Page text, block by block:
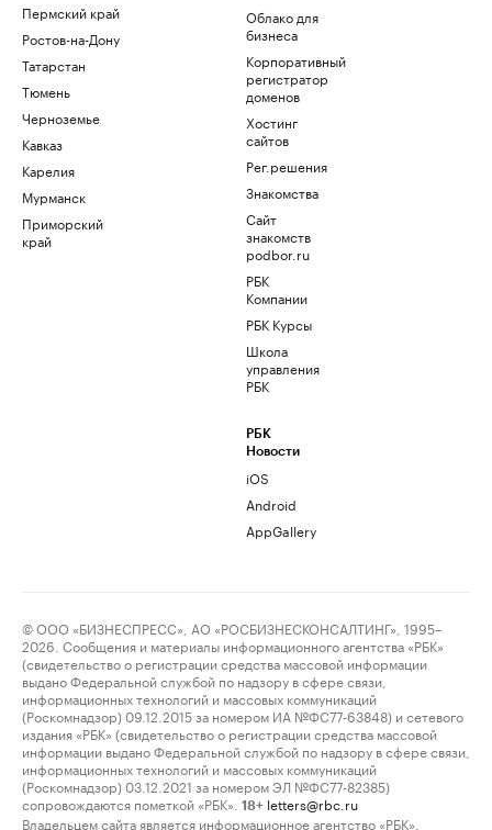
Пермский край
Ростов-на-Дону
Татарстан
Тюмень
Черноземье
Кавказ
Карелия
Мурманск
Приморский
край
Облако для
бизнеса
Корпоративный
регистратор
доменов
Хостинг
сайтов
Рег.решения
Знакомства
Сайт
знакомств
podbor.ru
РБК
Компании
РБК Курсы
Школа
управления
РБК
РБК
Новости
iOS
Android
AppGallery
© ООО «БИЗНЕСПРЕСС», АО «РОСБИЗНЕСКОНСАЛТИНГ», 1995–
2026. Сообщения и материалы информационного агентства «РБК»
(свидетельство о регистрации средства массовой информации
выдано Федеральной службой по надзору в сфере связи,
информационных технологий и массовых коммуникаций
(Роскомнадзор) 09.12.2015 за номером ИА №ФС77-63848) и сетевого
издания «РБК» (свидетельство о регистрации средства массовой
информации выдано Федеральной службой по надзору в сфере связи,
информационных технологий и массовых коммуникаций
(Роскомнадзор) 03.12.2021 за номером ЭЛ №ФС77-82385)
сопровождаются пометкой «РБК».
18+ letters@rbc.ru
Владельцем сайта является информационное агентство «РБК».